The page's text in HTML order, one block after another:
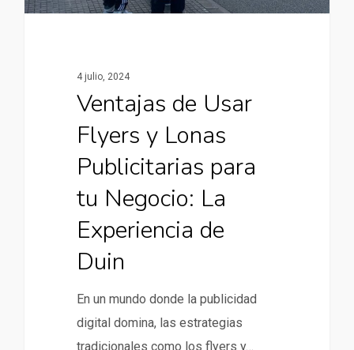
4 julio, 2024
Ventajas de Usar
Flyers y Lonas
Publicitarias para
tu Negocio: La
Experiencia de
Duin
En un mundo donde la publicidad
digital domina, las estrategias
tradicionales como los flyers y…